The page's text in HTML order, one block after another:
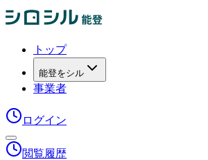
トップ
能登をシル
事業者
ログイン
閲覧履歴